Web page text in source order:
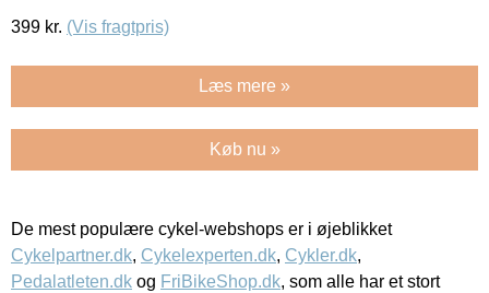
399 kr. (Vis fragtpris)
Læs mere »
Køb nu »
De mest populære cykel-webshops er i øjeblikket
Cykelpartner.dk, Cykelexperten.dk, Cykler.dk,
Pedalatleten.dk og FriBikeShop.dk, som alle har et stort